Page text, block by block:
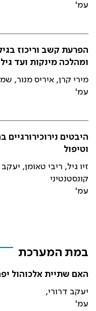
עמ'
הפרעת קשב וריכוז
ומהלכה מינקות ועד
מירי קרן, איריס מנור,
עמ'
היבטים
וטיפול
זיו גיל, ריבי טאומן,
קונסטנטיני
עמ'
במת המערכת
האם שתיית אלכוהול
יעקב דרורי,
עמ'